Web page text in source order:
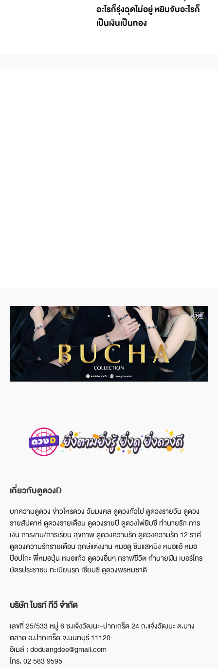
อะไรก็รุ่งฉุดไม่อยู่ หยิบจับอะไรก็
เป็นเงินเป็นทอง
เกี่ยวกับดูดวงD
บทความดูดวง ข่าวโหรดวง วันมงคล ดูดวงทั่วไป ดูดวงรายวัน ดูดวง
รายสัปดาห์ ดูดวงรายเดือน ดูดวงรายปี ดูดวงไพ่ยิบซี ทำนายรัก การ
เงิน การงาน/การเรียน สุขภาพ ดูดวงความรัก ดูดวงความรัก 12 ราศี
ดูดวงความรักรายเดือน ฤกษ์แต่งงาน หมอดู ซินแสหมิง หมอแอ้ หมอ
ป๊อปโกะ พี่หมอปุ่น หมอแก้ว ดูดวงอื่นๆ กราฟชีวิต ทำนายฝัน เบอร์โทร
บัตรประชาชน ทะเบียนรถ เซียมซี ดูดวงพรหมชาติ
บริษัท ไบรท์ ทีวี จำกัด
เลขที่ 25/533 หมู่ 6 ซ.แจ้งวัฒนะ-ปากเกร็ด 24 ถ.แจ้งวัฒนะ ต.บาง
ตลาด อ.ปากเกร็ด จ.นนทบุรี 11120
อีเมล์ : doduangdee@gmail.com
โทร. 02 583 9595